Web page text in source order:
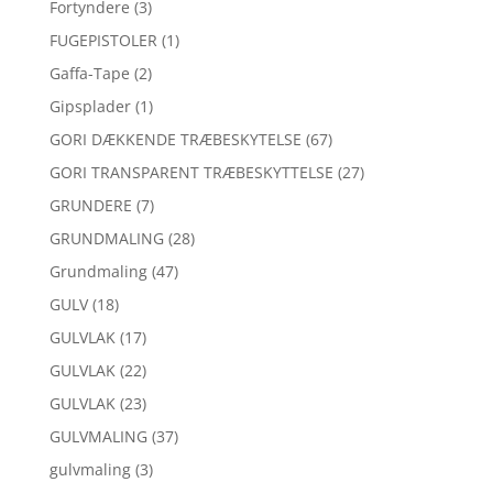
Fortyndere (3)
FUGEPISTOLER (1)
Gaffa-Tape (2)
Gipsplader (1)
GORI DÆKKENDE TRÆBESKYTELSE (67)
GORI TRANSPARENT TRÆBESKYTTELSE (27)
GRUNDERE (7)
GRUNDMALING (28)
Grundmaling (47)
GULV (18)
GULVLAK (17)
GULVLAK (22)
GULVLAK (23)
GULVMALING (37)
gulvmaling (3)